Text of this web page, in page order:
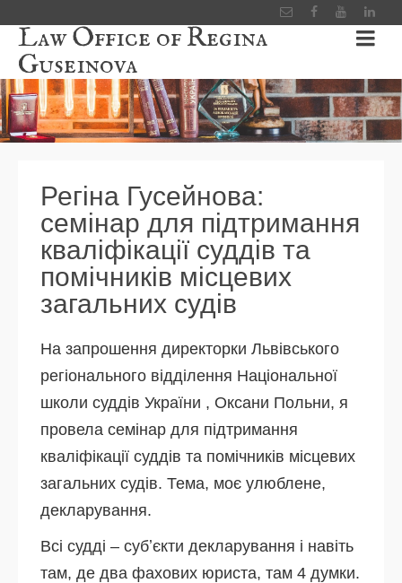
Law Office of Regina
Guseinova
Регіна Гусейнова:
семінар для підтримання
кваліфікації суддів та
помічників місцевих
загальних судів
На запрошення директорки Львівського
регіонального відділення Національної
школи суддів України , Оксани Польни, я
провела семінар для підтримання
кваліфікації суддів та помічників місцевих
загальних судів. Тема, моє улюблене,
декларування.
Всі судді – субʼєкти декларування і навіть
там, де два фахових юриста, там 4 думки.